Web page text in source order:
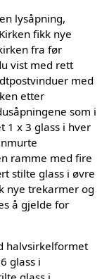
lysåpning,
fikk nye
fra før
vist med rett
med
etter
som i
1 x 3 glass i hver
ramme med fire
stilte glass i øvre
nye trekarmer og
å gjelde for
halvsirkelformet
glass i